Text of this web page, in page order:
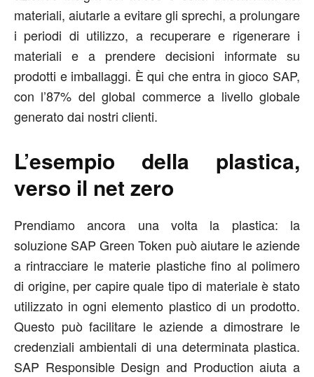
materiali, aiutarle a evitare gli sprechi, a prolungare
i periodi di utilizzo, a recuperare e rigenerare i
materiali e a prendere decisioni informate su
prodotti e imballaggi. È qui che entra in gioco SAP,
con l’87% del global commerce a livello globale
generato dai nostri clienti.
L’esempio della plastica,
verso il net zero
Prendiamo ancora una volta la plastica: la
soluzione SAP Green Token può aiutare le aziende
a rintracciare le materie plastiche fino al polimero
di origine, per capire quale tipo di materiale è stato
utilizzato in ogni elemento plastico di un prodotto.
Questo può facilitare le aziende a dimostrare le
credenziali ambientali di una determinata plastica.
SAP Responsible Design and Production aiuta a